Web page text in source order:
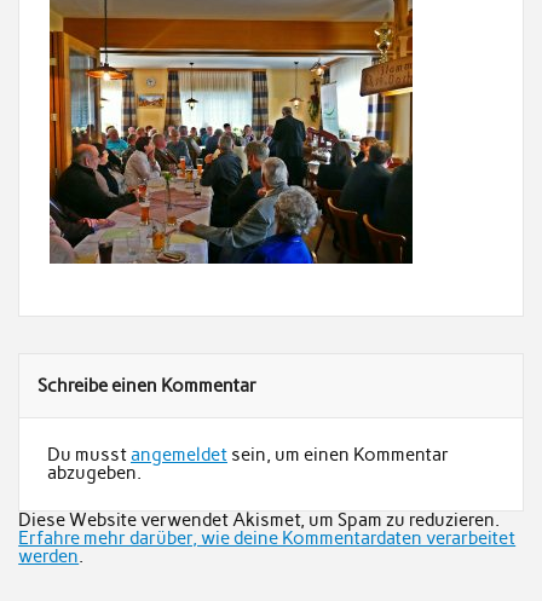
Schreibe einen Kommentar
Du musstangemeldetsein, um einen Kommentar
abzugeben.
Diese Website verwendet Akismet, um Spam zu reduzieren.
Erfahre mehr darüber, wie deine Kommentardaten verarbeitet
werden.